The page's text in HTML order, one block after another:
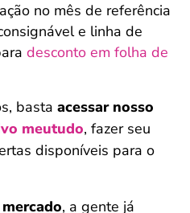
no mês de referência
e linha de
desconto em folha de
basta acessar nosso
meutudo, fazer seu
disponíveis para o
, a gente já